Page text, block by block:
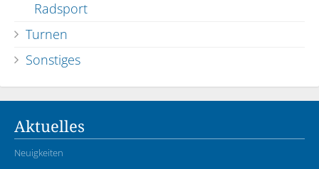
Radsport
Turnen
Sonstiges
Aktuelles
Neuigkeiten